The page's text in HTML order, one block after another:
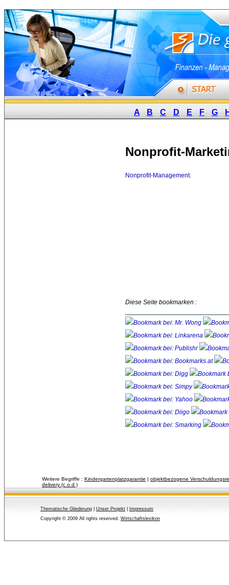
A B C D E F G
Nonprofit-
Nonprofit-Management.
Diese Seite bookmarken :
Weitere Begriffe : Kindergartenplatzgarantie | objektbezogene
delivery (c o d )
Thematische Gliederung Unser Projekt
Impressum
Copyright © 2009 All rights reserved. Wirtschaftslexikon